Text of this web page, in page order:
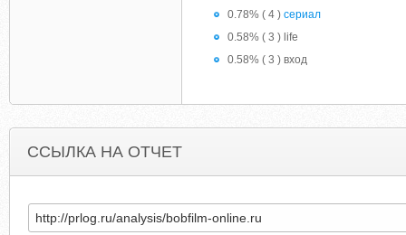
0.78% ( 4 ) сериал
0.58% ( 3 ) life
0.58% ( 3 ) вход
ССЫЛКА НА ОТЧЕТ